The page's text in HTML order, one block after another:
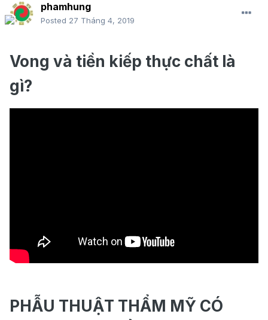
phamhung
Posted 27 Tháng 4, 2019
Vong và tiền kiếp thực chất là
gì?
PHẪU THUẬT THẨM MỸ CÓ